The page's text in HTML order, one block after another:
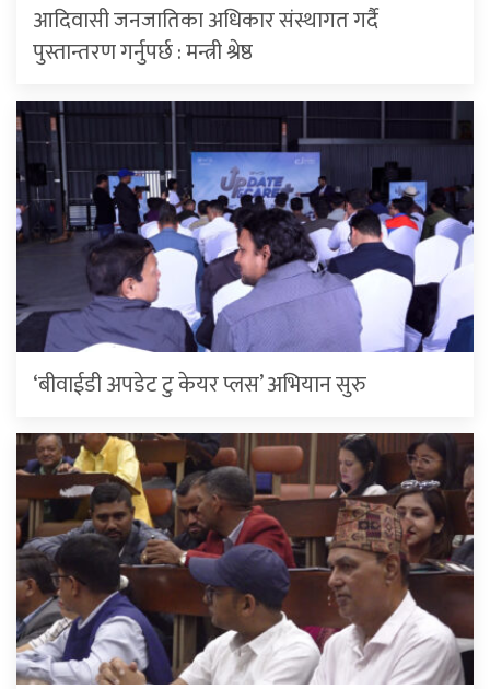
आदिवासी जनजातिका अधिकार संस्थागत गर्दै
पुस्तान्तरण गर्नुपर्छ : मन्त्री श्रेष्ठ
‘बीवाईडी अपडेट टु केयर प्लस’ अभियान सुरु